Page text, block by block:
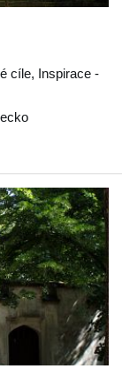
cíle, Inspirace -